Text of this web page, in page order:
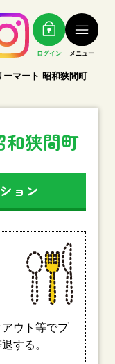
ログイン メニュー
ーマート 昭和狭間町
和狭間町
ョン
ウト等でプ
する。